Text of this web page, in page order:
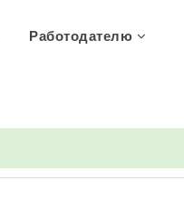
Работодателю